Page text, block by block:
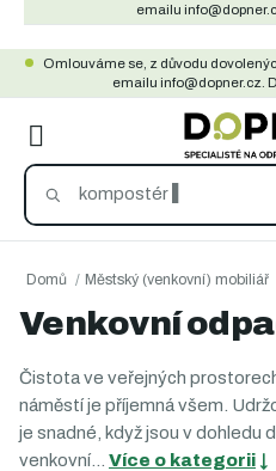
obsah
emailu
Omlouváme se, z důvodu
emailu info@dopner.cz.
Domů / Městský (venkovní) mobiliář
Venkovní
Čistota ve veřejných
náměstí je příjemná všem.
je snadné, když jsou v dohledu
venkovní… Více o kategorii ↓